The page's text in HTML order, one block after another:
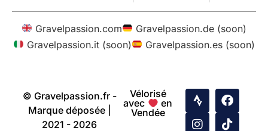
Gravelpassion.com
Gravelpassion.de (soon)
Gravelpassion.it (soon)
Gravelpassion.es (soon)
© Gravelpassion.fr -
Marque déposée |
2021 - 2026
Vélorisé
avec
en
Vendée